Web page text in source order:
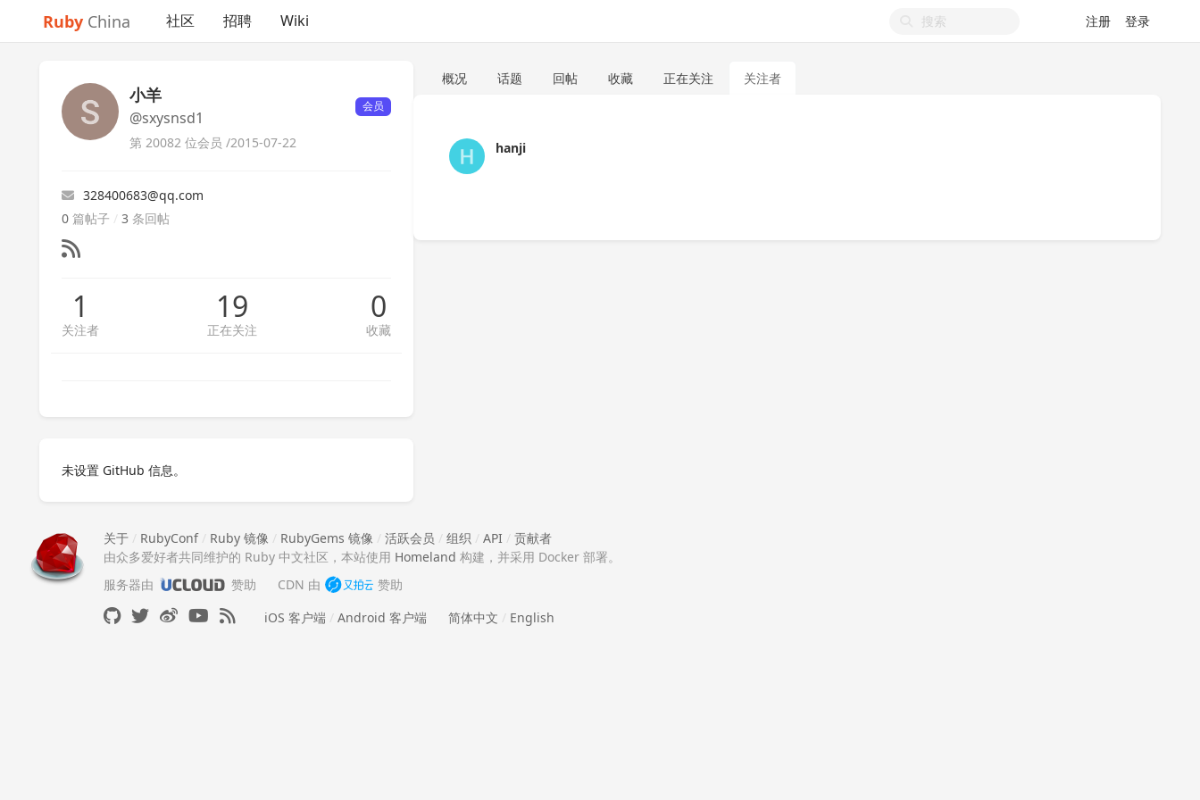
Ruby China 社区 招聘 Wiki 注册 登录
小羊
@sxysnsd1
会员
第 20082 位会员 /2015-07-22
328400683@qq.com
0 篇帖子 / 3 条回帖
1
关注者
19
正在关注
0
收藏
未设置 GitHub 信息。
概况 话题 回帖 收藏 正在关注 关注者
hanji
关于 / RubyConf/ Ruby 镜像 / RubyGems 镜像 / 活跃会员 / 组织 / API / 贡献者
由众多爱好者共同维护的 Ruby 中文社区，本站使用 Homeland 构建，并采用 Docker 部署。
服务器由
赞助 CDN 由
赞助
iOS 客户端 / Android 客户端 简体中文 / English